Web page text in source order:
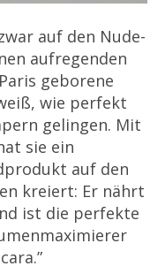
auf den Nude-
aufregenden
geborene
wie perfekt
gelingen. Mit
sie ein
auf den
kreiert: Er nährt
ist die perfekte